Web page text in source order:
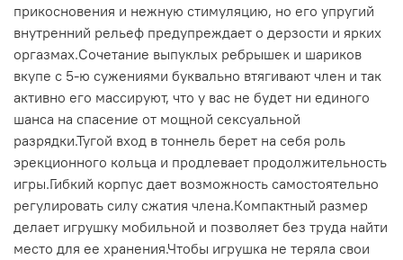
прикосновения и нежную стимуляцию, но его упругий
внутренний рельеф предупреждает о дерзости и ярких
оргазмах.Сочетание выпуклых ребрышек и шариков
вкупе с 5-ю сужениями буквально втягивают член и так
активно его массируют, что у вас не будет ни единого
шанса на спасение от мощной сексуальной
разрядки.Тугой вход в тоннель берет на себя роль
эрекционного кольца и продлевает продолжительность
игры.Гибкий корпус дает возможность самостоятельно
регулировать силу сжатия члена.Компактный размер
делает игрушку мобильной и позволяет без труда найти
место для ее хранения.Чтобы игрушка не теряла свои